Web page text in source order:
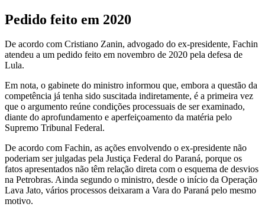
Pedido feito em 2020
De acordo com Cristiano Zanin, advogado do ex-presidente, Fachin
atendeu a um pedido feito em novembro de 2020 pela defesa de
Lula.
Em nota, o gabinete do ministro informou que, embora a questão da
competência já tenha sido suscitada indiretamente, é a primeira vez
que o argumento reúne condições processuais de ser examinado,
diante do aprofundamento e aperfeiçoamento da matéria pelo
Supremo Tribunal Federal.
De acordo com Fachin, as ações envolvendo o ex-presidente não
poderiam ser julgadas pela Justiça Federal do Paraná, porque os
fatos apresentados não têm relação direta com o esquema de desvios
na Petrobras. Ainda segundo o ministro, desde o início da Operação
Lava Jato, vários processos deixaram a Vara do Paraná pelo mesmo
motivo.